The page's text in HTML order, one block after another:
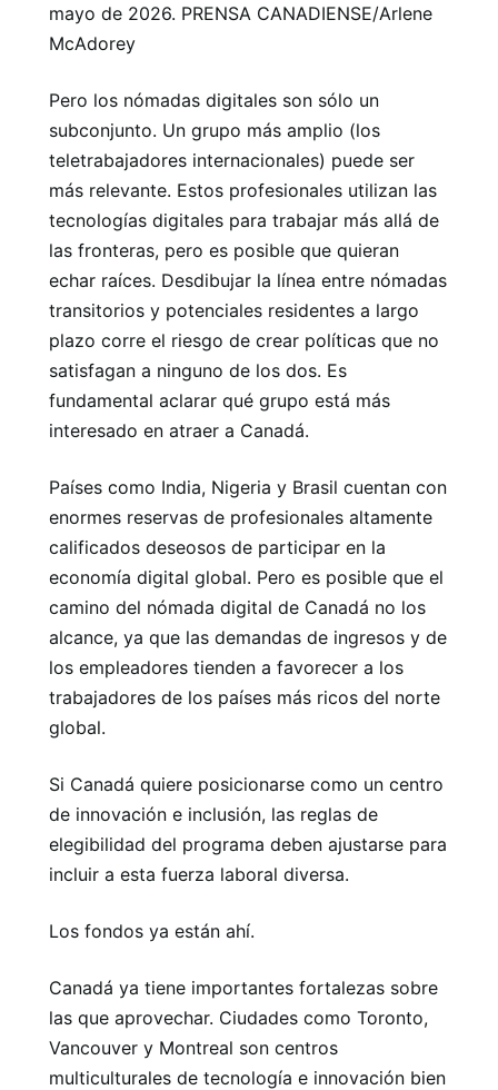
mayo de 2026. PRENSA CANADIENSE/Arlene
McAdorey
Pero los nómadas digitales son sólo un
subconjunto. Un grupo más amplio (los
teletrabajadores internacionales) puede ser
más relevante. Estos profesionales utilizan las
tecnologías digitales para trabajar más allá de
las fronteras, pero es posible que quieran
echar raíces. Desdibujar la línea entre nómadas
transitorios y potenciales residentes a largo
plazo corre el riesgo de crear políticas que no
satisfagan a ninguno de los dos. Es
fundamental aclarar qué grupo está más
interesado en atraer a Canadá.
Países como India, Nigeria y Brasil cuentan con
enormes reservas de profesionales altamente
calificados deseosos de participar en la
economía digital global. Pero es posible que el
camino del nómada digital de Canadá no los
alcance, ya que las demandas de ingresos y de
los empleadores tienden a favorecer a los
trabajadores de los países más ricos del norte
global.
Si Canadá quiere posicionarse como un centro
de innovación e inclusión, las reglas de
elegibilidad del programa deben ajustarse para
incluir a esta fuerza laboral diversa.
Los fondos ya están ahí.
Canadá ya tiene importantes fortalezas sobre
las que aprovechar. Ciudades como Toronto,
Vancouver y Montreal son centros
multiculturales de tecnología e innovación bien